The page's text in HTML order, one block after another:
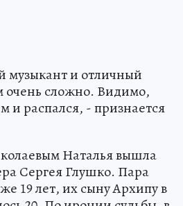
музыкант и отличный
очень сложно. Видимо,
и распался, - признается
Наталья вышла
Сергея Глушко. Пара
19 лет, их сыну Архипу в